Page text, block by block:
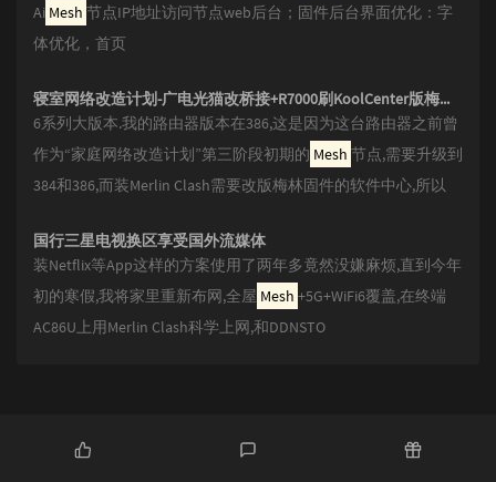
Ai Mesh 节点IP地址访问节点web后台；固件后台界面优化：字
体优化，首页
寝室网络改造计划-广电光猫改桥接+R7000刷KoolCenter版梅林+MerlinClash端翻
6系列大版本.我的路由器版本在386,这是因为这台路由器之前曾
作为“家庭网络改造计划”第三阶段初期的 Mesh 节点,需要升级到
384和386,而装Merlin Clash需要改版梅林固件的软件中心,所以
国行三星电视换区享受国外流媒体
装Netflix等App这样的方案使用了两年多竟然没嫌麻烦,直到今年
初的寒假,我将家里重新布网,全屋 Mesh +5G+WiFi6覆盖,在终端
AC86U上用Merlin Clash科学上网,和DDNSTO